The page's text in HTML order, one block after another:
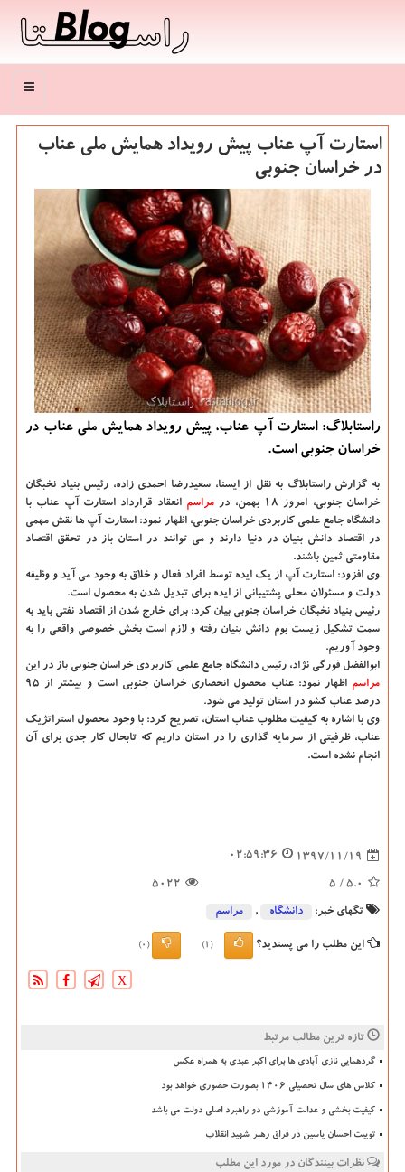
منو
استارت آپ عناب پیش رویداد همایش ملی عناب
در خراسان جنوبی
راستابلاگ: استارت آپ عناب، پیش رویداد همایش ملی عناب در
خراسان جنوبی است.
به گزارش راستابلاگ به نقل از ایسنا،سعیدرضا احمدی زاده، رئیس بنیاد نخبگان
خراسان جنوبی، امروز ۱۸ بهمن، در
مراسم انعقاد قرارداد استارت آپ عناب با
دانشگاه جامع علمی كاربردی خراسان جنوبی، اظهار نمود: استارت آپ ها نقش مهمی
در اقتصاد دانش بنیان در دنیا دارند و می توانند در استان باز در تحقق اقتصاد
مقاومتی ثمین باشند.
وی افزود: استارت آپ از یك ایده توسط افراد فعال و خلاق به وجود می آید و وظیفه
دولت و مسئولان محلی پشتیبانی از ایده برای تبدیل شدن به محصول است.
رئیس بنیاد نخبگان خراسان جنوبی بیان كرد: برای خارج شدن از اقتصاد نفتی باید به
سمت تشكیل زیست بوم دانش بنیان رفته و لازم است بخش خصوصی واقعی را به
وجود آوریم.
ابوالفضل فورگی نژاد، رئیس دانشگاه جامع علمی كاربردی خراسان جنوبی باز در این
مراسم
اظهار نمود: عناب محصول انحصاری خراسان جنوبی است و بیشتر از ۹۵
درصد عناب كشو در استان تولید می شود.
وی با اشاره به كیفیت مطلوب عناب استان، تصریح كرد: با وجود محصول استراتژیك
عناب، ظرفیتی از سرمایه گذاری را در استان داریم كه تابحال كار جدی برای آن
انجام نشده است.
1397/11/19
02:59:36
5.0
/ 5
5022
تگهای خبر: دانشگاه‌ , مراسم
این مطلب را می پسندید؟ (1)
(0)
X
تازه ترین مطالب مرتبط
گردهمایی نازی آبادی ها برای اکبر عبدی به همراه عکس
کلاس های سال تحصیلی ۱۴۰۶ بصورت حضوری خواهد بود
کیفیت بخشی و عدالت آموزشی دو راهبرد اصلی دولت می باشد
توییت احسان یاسین در فراق رهبر شهید انقلاب
نظرات بینندگان در مورد این مطلب